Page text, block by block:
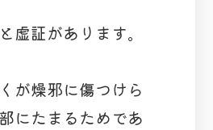
虚証があります。
が燥邪に傷つけら
にたまるためであ